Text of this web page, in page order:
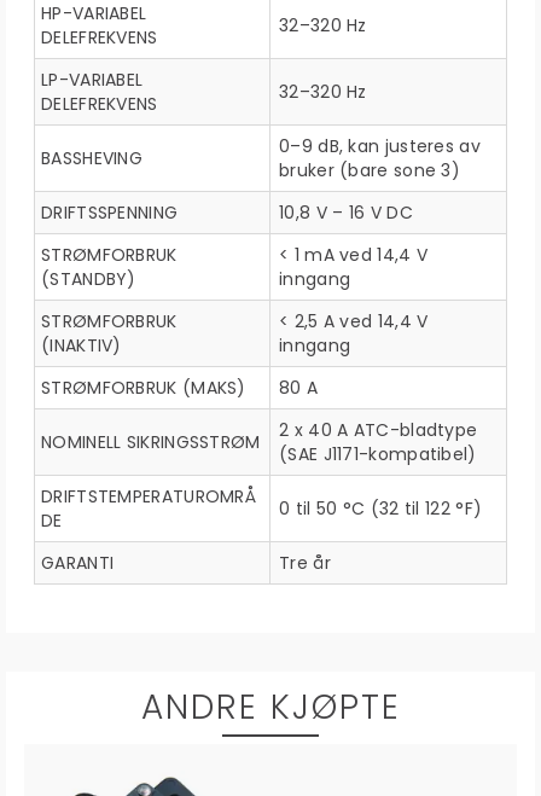
HP-VARIABEL
DELEFREKVENS
32–320 Hz
LP-VARIABEL
DELEFREKVENS
32–320 Hz
BASSHEVING
0–9 dB, kan justeres av
bruker (bare sone 3)
DRIFTSSPENNING
10,8 V – 16 V DC
STRØMFORBRUK
(STANDBY)
< 1 mA ved 14,4 V
inngang
STRØMFORBRUK
(INAKTIV)
< 2,5 A ved 14,4 V
inngang
STRØMFORBRUK (MAKS)
80 A
NOMINELL SIKRINGSSTRØM
2 x 40 A ATC-bladtype
(SAE J1171-kompatibel)
DRIFTSTEMPERATUROMRÅ
DE
0 til 50 °C (32 til 122 °F)
GARANTI Tre år
ANDRE KJØPTE